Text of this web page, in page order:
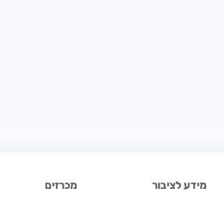
מידע לציבור מכרזים